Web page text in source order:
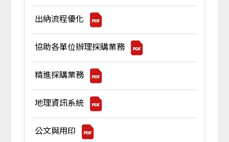
出納流程優化
協助各單位辦理採購業務
精進採購業務
地理資訊系統
公文與用印